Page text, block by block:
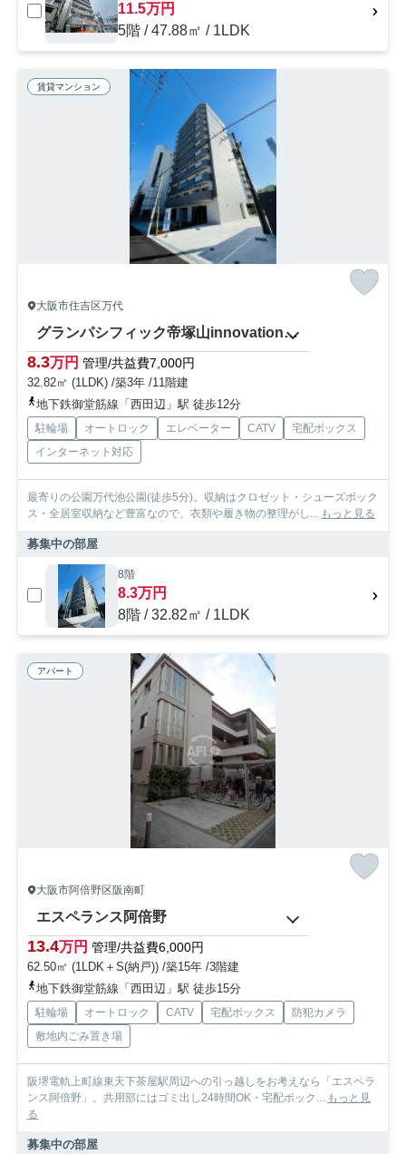
11.5万円
5階 / 47.88㎡ / 1LDK
賃貸マンション
大阪市住吉区万代
グランパシフィック帝塚山innovation（グランパシフィック帝塚山イノベーション）
8.3万円 管理/共益費7,000円
32.82㎡ (1LDK) /築3年 /11階建
地下鉄御堂筋線「西田辺」駅 徒歩12分
駐輪場 オートロック エレベーター CATV
宅配ボックス
インターネット対応
最寄りの公園万代池公園(徒歩5分)。収納はクロゼット・シューズボック
ス・全居室収納など豊富なので、衣類や履き物の整理がし... もっと見る
募集中の部屋
8階
8.3万円
8階 / 32.82㎡ / 1LDK
アパート
大阪市阿倍野区阪南町
エスペランス阿倍野
13.4万円 管理/共益費6,000円
62.50㎡ (1LDK＋S(納戸)) /築15年 /3階建
地下鉄御堂筋線「西田辺」駅 徒歩15分
駐輪場 オートロック CATV 宅配ボックス
防犯カメラ
敷地内ごみ置き場
阪堺電軌上町線東天下茶屋駅周辺への引っ越しをお考えなら「エスペラ
ンス阿倍野」。共用部にはゴミ出し24時間OK・宅配ボック... もっと見
る
募集中の部屋